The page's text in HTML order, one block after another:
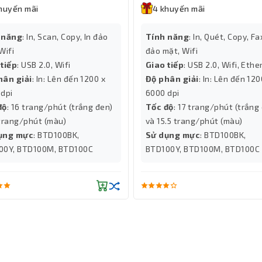
đạt độ đồng đều cao, không bị lem màu hay nhòe mực, đảm
hay các ấn phẩm màu sắc phức tạp, mực in Brother
nâng cao chất lượng in ấn mà còn tối ưu hóa chi phí vận
phòng nhỏ.
đến chất lượng màu sắc sống động mà còn đảm bảo hiệu suất
nghệ tiên tiến và tính tương thích cao, đây chính là giải pháp
mực in uy tín, chính hãng và chất lượng. Hoặc liên hệ ngay tới
mãi
: In, Scan, Copy, In đảo
: USB 2.0, Wifi
giải: In: Lên đến 1200 x
: 16 trang/phút (trắng đen)
phút (màu)
mực: BTD100BK,
BTD100M, BTD100C
4 khuyến mãi
Tính năng: In, Quét, Copy,
đảo mặt, Wifi
Giao tiếp: USB 2.0, Wifi,
Độ phân giải: In: Lên đến
6000 dpi
Tốc độ: 17 trang/phút (trắng
và 15.5 trang/phút (màu)
Sử dụng mực: BTD100BK,
BTD100Y, BTD100M, BTD100C